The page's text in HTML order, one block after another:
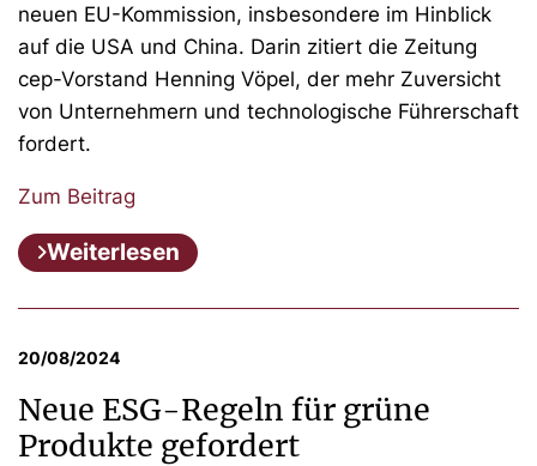
neuen EU-Kommission, insbesondere im Hinblick
auf die USA und China. Darin zitiert die Zeitung
cep-Vorstand Henning Vöpel, der mehr Zuversicht
von Unternehmern und technologische Führerschaft
fordert.
Zum Beitrag
Weiterlesen
20/08/2024
Neue ESG-Regeln für grüne
Produkte gefordert